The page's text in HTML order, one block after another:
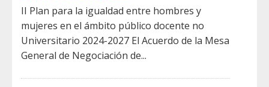
II Plan para la igualdad entre hombres y
mujeres en el ámbito público docente no
Universitario 2024-2027 El Acuerdo de la Mesa
General de Negociación de...